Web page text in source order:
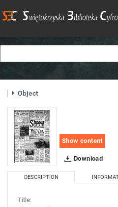
Object
Show content
Download
DESCRIPTION
Title: